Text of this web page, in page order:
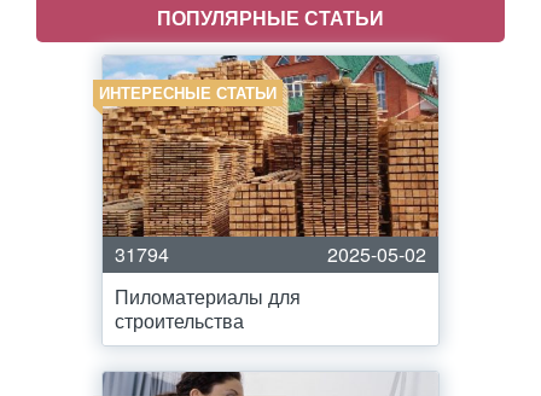
ПОПУЛЯРНЫЕ СТАТЬИ
ИНТЕРЕСНЫЕ СТАТЬИ
31794
2025-05-02
Пиломатериалы для
строительства